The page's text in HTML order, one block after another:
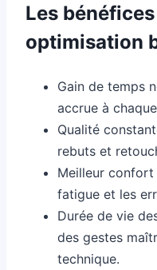
Les
optimisation
Gain de temps
accrue à
Qualité
rebuts et
Meilleur confort
fatigue et les
Durée de vie
des gestes
technique.